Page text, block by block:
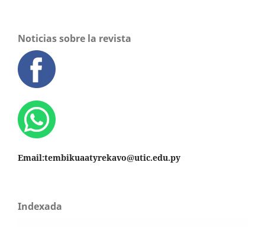
Noticias sobre la revista
Email:tembikuaatyrekavo@utic.edu.py
Indexada